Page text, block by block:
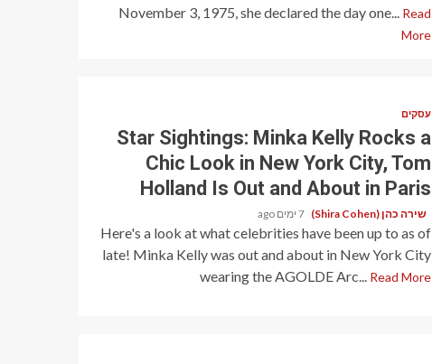
November 3, 1975, she declared the day one... Read
More
עסקים
Star Sightings: Minka Kelly Rocks a
Chic Look in New York City, Tom
Holland Is Out and About in Paris
שירה כהן (Shira Cohen) 7 ימים ago
Here's a look at what celebrities have been up to as of
late! Minka Kelly was out and about in New York City
wearing the AGOLDE Arc...
Read More